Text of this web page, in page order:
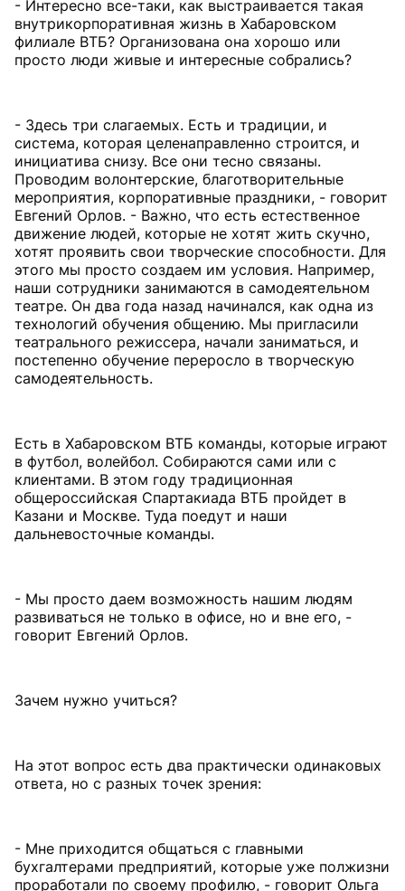
- Интересно все-таки, как выстраивается такая
внутрикорпоративная жизнь в Хабаровском
филиале ВТБ? Организована она хорошо или
просто люди живые и интересные собрались?
- Здесь три слагаемых. Есть и традиции, и
система, которая целенаправленно строится, и
инициатива снизу. Все они тесно связаны.
Проводим волонтерские, благотворительные
мероприятия, корпоративные праздники, - говорит
Евгений Орлов. - Важно, что есть естественное
движение людей, которые не хотят жить скучно,
хотят проявить свои творческие способности. Для
этого мы просто создаем им условия. Например,
наши сотрудники занимаются в самодеятельном
театре. Он два года назад начинался, как одна из
технологий обучения общению. Мы пригласили
театрального режиссера, начали заниматься, и
постепенно обучение переросло в творческую
самодеятельность.
Есть в Хабаровском ВТБ команды, которые играют
в футбол, волейбол. Собираются сами или с
клиентами. В этом году традиционная
общероссийская Спартакиада ВТБ пройдет в
Казани и Москве. Туда поедут и наши
дальневосточные команды.
- Мы просто даем возможность нашим людям
развиваться не только в офисе, но и вне его, -
говорит Евгений Орлов.
Зачем нужно учиться?
На этот вопрос есть два практически одинаковых
ответа, но с разных точек зрения:
- Мне приходится общаться с главными
бухгалтерами предприятий, которые уже полжизни
проработали по своему профилю, - говорит Ольга